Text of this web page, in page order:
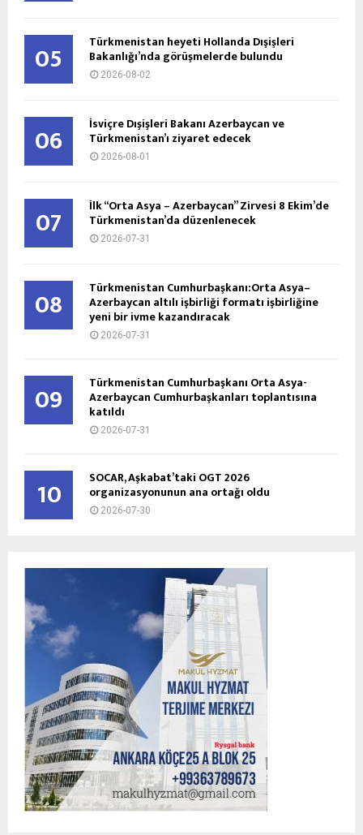
05 Türkmenistan heyeti Hollanda Dışişleri
Bakanlığı’nda görüşmelerde bulundu
2026-08-02
06 İsviçre Dışişleri Bakanı Azerbaycan ve
Türkmenistan’ı ziyaret edecek
2026-08-01
07 İlk “Orta Asya – Azerbaycan” Zirvesi 8 Ekim’de
Türkmenistan’da düzenlenecek
2026-07-31
08 Türkmenistan Cumhurbaşkanı:Orta Asya–
Azerbaycan altılı işbirliği formatı işbirliğine
yeni bir ivme kazandıracak
2026-07-31
09 Türkmenistan Cumhurbaşkanı Orta Asya-
Azerbaycan Cumhurbaşkanları toplantısına
katıldı
2026-07-31
10 SOCAR, Aşkabat’taki OGT 2026
organizasyonunun ana ortağı oldu
2026-07-30